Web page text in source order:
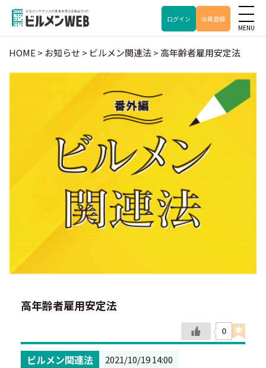
ログイン 会員登録
HOME > お知らせ > ビルメン関連法> 高年齢者雇用安定法
高年齢者雇用安定法
0
ビルメン関連法 2021/10/19 14:00